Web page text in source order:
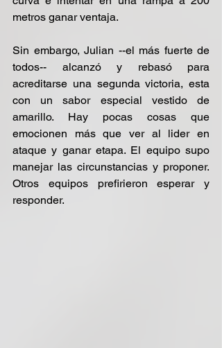
metros ganar ventaja.
Sin embargo, Julian --el más fuerte de
todos-- alcanzó y rebasó para
acreditarse una segunda victoria, esta
con un sabor especial vestido de
amarillo. Hay pocas cosas que
emocionen más que ver al lider en
ataque y ganar etapa. El equipo supo
manejar las circunstancias y proponer.
Otros equipos prefirieron esperar y
responder.